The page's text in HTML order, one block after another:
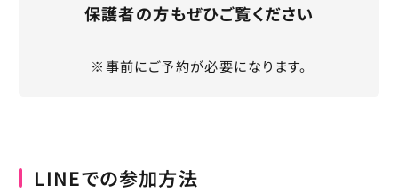
保護者の方もぜひご覧ください
※事前にご予約が必要になります。
LINEでの参加方法